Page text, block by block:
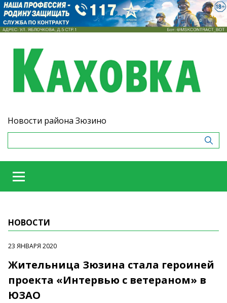
Новости района Зюзино
НОВОСТИ
23 ЯНВАРЯ 2020
Жительница Зюзина стала героиней
проекта «Интервью с ветераном» в
ЮЗАО